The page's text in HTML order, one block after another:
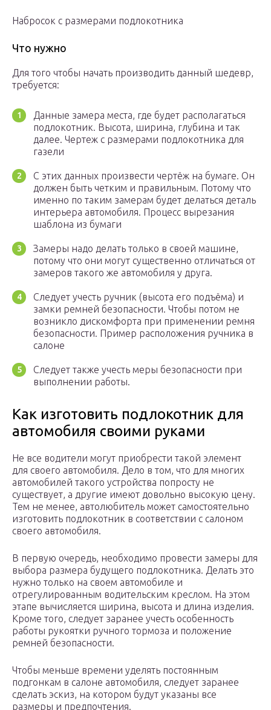
Набросок с размерами подлокотника
Что нужно
Для того чтобы начать производить данный шедевр,
требуется:
Данные замера места, где будет располагаться
подлокотник. Высота, ширина, глубина и так
далее. Чертеж с размерами подлокотника для
газели
С этих данных произвести чертёж на бумаге. Он
должен быть четким и правильным. Потому что
именно по таким замерам будет делаться деталь
интерьера автомобиля. Процесс вырезания
шаблона из бумаги
Замеры надо делать только в своей машине,
потому что они могут существенно отличаться от
замеров такого же автомобиля у друга.
Следует учесть ручник (высота его подъёма) и
замки ремней безопасности. Чтобы потом не
возникло дискомфорта при применении ремня
безопасности. Пример расположения ручника в
салоне
Следует также учесть меры безопасности при
выполнении работы.
Как изготовить подлокотник для
автомобиля своими руками
Не все водители могут приобрести такой элемент
для своего автомобиля. Дело в том, что для многих
автомобилей такого устройства попросту не
существует, а другие имеют довольно высокую цену.
Тем не менее, автолюбитель может самостоятельно
изготовить подлокотник в соответствии с салоном
своего автомобиля.
В первую очередь, необходимо провести замеры для
выбора размера будущего подлокотника. Делать это
нужно только на своем автомобиле и
отрегулированным водительским креслом. На этом
этапе вычисляется ширина, высота и длина изделия.
Кроме того, следует заранее учесть особенность
работы рукоятки ручного тормоза и положение
ремней безопасности.
Чтобы меньше времени уделять постоянным
подгонкам в салоне автомобиля, следует заранее
сделать эскиз, на котором будут указаны все
размеры и предпочтения.